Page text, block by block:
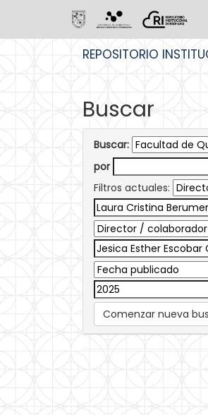
REPOSITORIO
Buscar
Buscar:
por
Filtros actuales:
Comenzar nueva